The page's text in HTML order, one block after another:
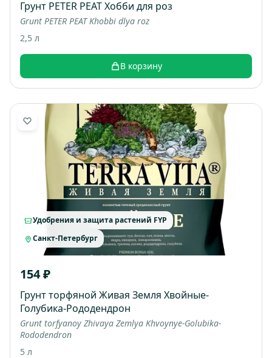
Грунт PETER PEAT Хобби для роз
Grunt PETER PEAT Khobbi dlya roz
2,5 л
В корзину
Удобрения и защита растений FYP
Санкт-Петербург
154 ₽
Грунт торфяной Живая Земля Хвойные-
Голубика-Рододендрон
Grunt torfyanoy Zhivaya Zemlya Khvoynye-Golubika-
Rododendron
5 л